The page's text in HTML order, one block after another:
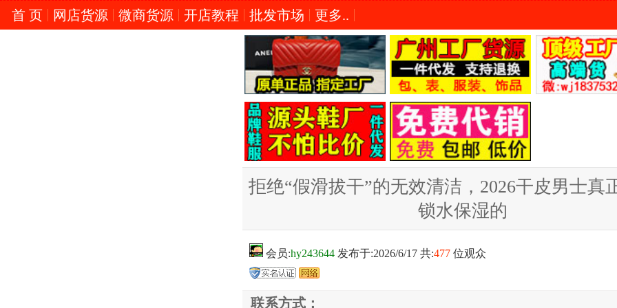
首 页 网店货源 微商货源 开店教程 批发市场 更多..
拒绝“假滑拔干”的无效清洁，2026干皮男士真
锁水保湿的
会员:hy243644 发布于:2026/6/17 共:477 位观众
联系方式：